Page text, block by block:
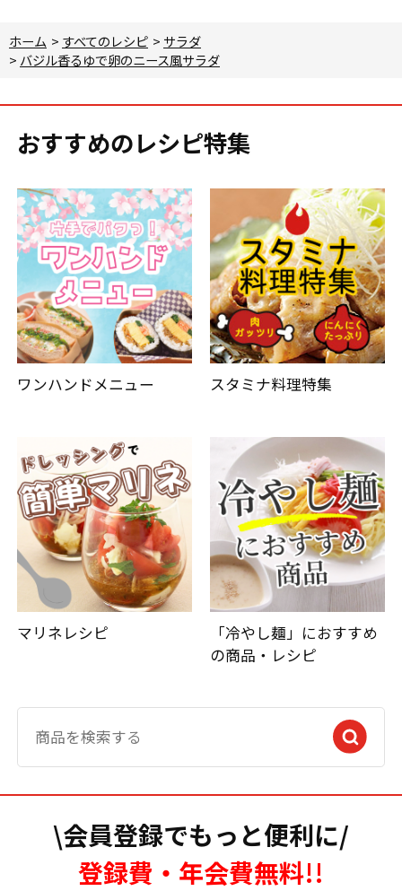
ホーム > すべてのレシピ > サラダ
> バジル香るゆで卵のニース風サラダ
おすすめのレシピ特集
ワンハンドメニュー スタミナ料理特集
マリネレシピ
「冷やし麺」におすすめ
の商品・レシピ
\会員登録でもっと便利に/
登録費・年会費無料!!